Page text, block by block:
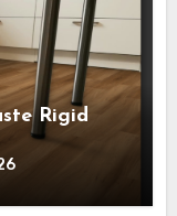
Rigid